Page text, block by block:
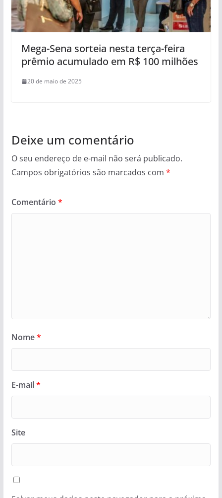
Mega-Sena sorteia nesta terça-feira
prêmio acumulado em R$ 100 milhões
20 de maio de 2025
Deixe um comentário
O seu endereço de e-mail não será publicado.
Campos obrigatórios são marcados com *
Comentário *
Nome*
E-mail*
Site